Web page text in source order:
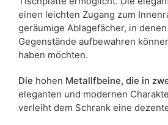
Aufgrund des Produktionsprozesses
einen leichten Zugang zum
geräumige Ablagefächer, in
Gegenstände aufbewahren
haben möchten.
Die hohen Metallfbeine, die in
eleganten und modernen
verleiht dem Schrank eine